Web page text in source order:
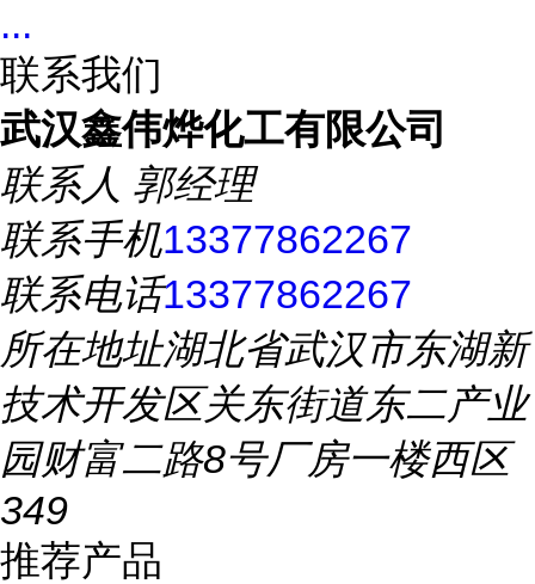
...
联系我们
武汉鑫伟烨化工有限公司
联系人 郭经理
联系手机13377862267
联系电话13377862267
所在地址湖北省武汉市东湖新
技术开发区关东街道东二产业
园财富二路8号厂房一楼西区
349
推荐产品